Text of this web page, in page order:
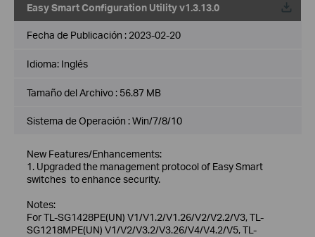
Easy Smart Configuration Utility v1.3.13.0
Fecha de Publicación : 2023-02-20
Idioma: Inglés
Tamaño del Archivo : 56.87 MB
Sistema de Operación : Win/7/8/10
New Features/Enhancements:
1. Upgraded the management protocol of Easy Smart
switches to enhance security.
Notes:
For TL-SG1428PE(UN) V1/V1.2/V1.26/V2/V2.2/V3, TL-
SG1218MPE(UN) V1/V2/V3.2/V3.26/V4/V4.2/V5, TL-